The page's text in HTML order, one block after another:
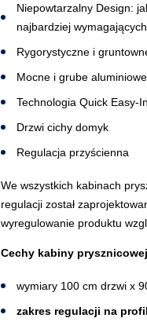
Niepowtarzalny Design:
najbardziej
Rygorystyczne i
Mocne i grube
Technologia Quick Easy-
Drzwi cichy domyk
Regulacja przyścienna
We wszystkich kabinach
regulacji został
wyregulowanie produktu
Cechy kabiny
wymiary 100 cm drzwi x
zakres regulacji na